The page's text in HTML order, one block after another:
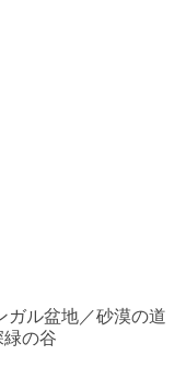
ガル盆地／砂漠の道
の谷